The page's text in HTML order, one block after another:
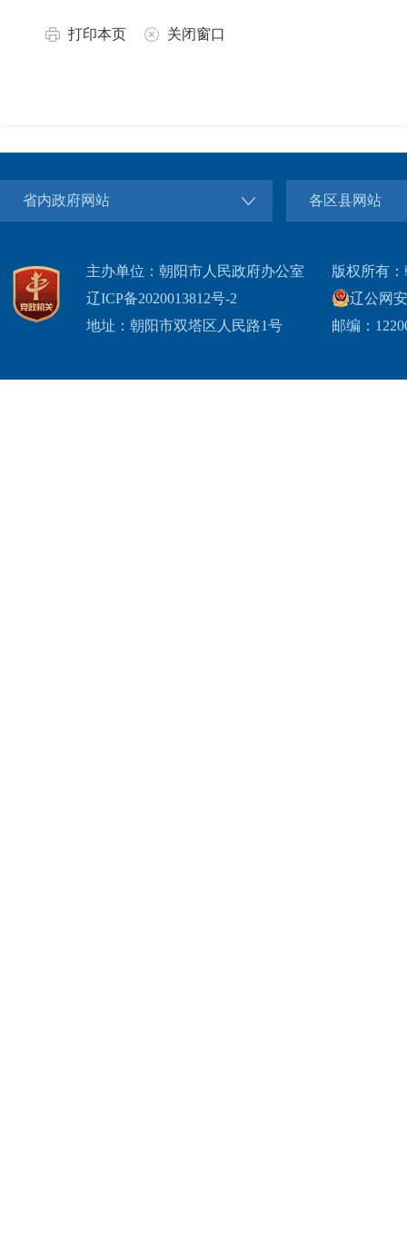
打印本页 关闭窗口
省内政府网站 各区县网站
主办单位：朝阳市人民政府办公室
辽ICP备2020013812号-2
地址：朝阳市双塔区人民路1号
版权所有
辽公网
邮编：